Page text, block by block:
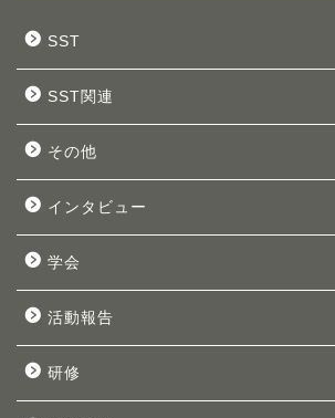
SST
SST関連
その他
インタビュー
学会
活動報告
研修